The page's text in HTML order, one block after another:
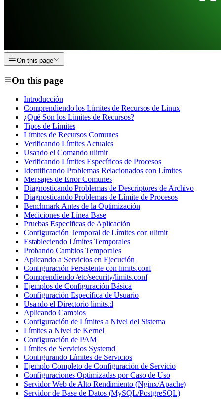
On this page
On this page
Introducción
Comprendiendo los Límites de Recursos de Linux
¿Qué Son los Límites de Recursos?
Tipos de Límites
Límites de Recursos Comunes
Verificando Límites Actuales
Usando el Comando ulimit
Verificando Límites Específicos de Procesos
Identificando Problemas Relacionados con Límites
Mensajes de Error Comunes
Diagnosticando Problemas de Descriptores de Archivo
Diagnosticando Problemas de Límite de Procesos
Benchmark Antes de la Optimización
Mediciones de Línea Base
Pruebas Específicas de Aplicación
Configuración Temporal de Límites con ulimit
Estableciendo Límites Temporales
Probando Cambios Temporales
Aplicando a Servicios en Ejecución
Configuración Persistente con limits.conf
Comprendiendo /etc/security/limits.conf
Ejemplos de Configuración Básica
Configuración Específica de Usuario
Usando el Directorio limits.d
Aplicando Cambios
Configuración de Límites a Nivel del Sistema
Límites a Nivel de Kernel
Configuración de PAM
Límites de Servicios Systemd
Configurando Límites de Servicios
Ejemplo Completo de Configuración de Servicio
Configuraciones Optimizadas por Caso de Uso
Servidor Web de Alto Rendimiento (Nginx/Apache)
Servidor de Base de Datos (MySQL/PostgreSQL)